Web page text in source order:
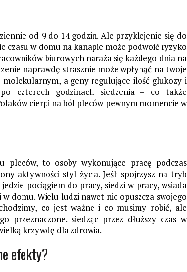
od 9 do 14 godzin. Ale przyklejenie się do
czasu w domu na kanapie może podwoić ryzyko
biurowych naraża się każdego dnia na
naprawdę strasznie może wpłynąć na twoje
molekularnym, a geny regulujące ilość glukozy i
czterech godzinach siedzenia – co także
cierpi na ból pleców pewnym momencie w
pleców, to osoby wykonujące pracę podczas
aktywności styl życia. Jeśli spojrzysz na tryb
pociągiem do pracy, siedzi w pracy, wsiada
domu. Wielu ludzi nawet nie opuszcza swojego
co jest ważne i co musimy robić, ale
przeznaczone. siedząc przez dłuższy czas w
krzywdę dla zdrowia.
efekty?